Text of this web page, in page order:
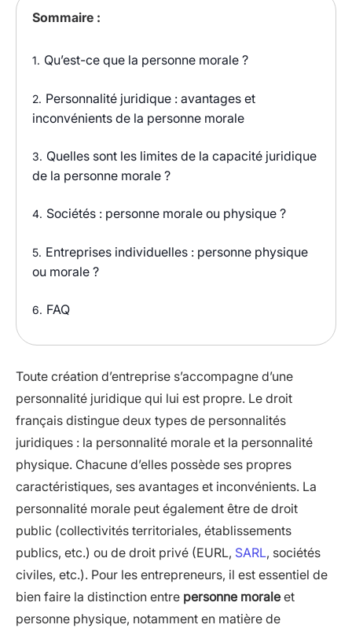
Sommaire :
1. Qu’est-ce que la personne morale ?
2. Personnalité juridique : avantages et
inconvénients de la personne morale
3. Quelles sont les limites de la capacité juridique
de la personne morale ?
4. Sociétés : personne morale ou physique ?
5. Entreprises individuelles : personne physique
ou morale ?
6. FAQ
Toute création d’entreprise s’accompagne d’une
personnalité juridique qui lui est propre. Le droit
français distingue deux types de personnalités
juridiques : la personnalité morale et la personnalité
physique. Chacune d’elles possède ses propres
caractéristiques, ses avantages et inconvénients. La
personnalité morale peut également être de droit
public (collectivités territoriales, établissements
publics, etc.) ou de droit privé (EURL, SARL, sociétés
civiles, etc.). Pour les entrepreneurs, il est essentiel de
bien faire la distinction entre personne morale et
personne physique, notamment en matière de